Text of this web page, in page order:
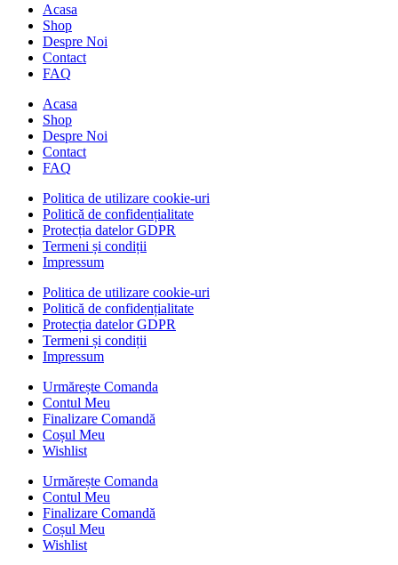
Acasa
Shop
Despre Noi
Contact
FAQ
Acasa
Shop
Despre Noi
Contact
FAQ
Politica de utilizare cookie-uri
Politică de confidențialitate
Protecția datelor GDPR
Termeni și condiții
Impressum
Politica de utilizare cookie-uri
Politică de confidențialitate
Protecția datelor GDPR
Termeni și condiții
Impressum
Urmărește Comanda
Contul Meu
Finalizare Comandă
Coșul Meu
Wishlist
Urmărește Comanda
Contul Meu
Finalizare Comandă
Coșul Meu
Wishlist